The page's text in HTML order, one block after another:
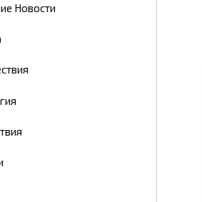
Новости